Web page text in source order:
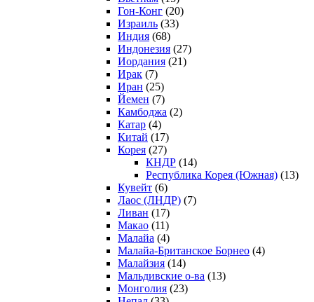
Гон-Конг (20)
Израиль (33)
Индия (68)
Индонезия (27)
Иордания (21)
Ирак (7)
Иран (25)
Йемен (7)
Камбоджа (2)
Катар (4)
Китай (17)
Корея (27)
КНДР (14)
Республика Корея (Южная) (13)
Кувейт (6)
Лаос (ЛНДР) (7)
Ливан (17)
Макао (11)
Малайа (4)
Малайа-Британское Борнео (4)
Малайзия (14)
Мальдивские о-ва (13)
Монголия (23)